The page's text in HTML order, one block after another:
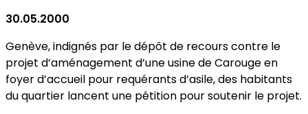
30.05.2000
Genève, indignés par le dépôt de recours contre le
projet d’aménagement d’une usine de Carouge en
foyer d’accueil pour requérants d’asile, des habitants
du quartier lancent une pétition pour soutenir le projet.